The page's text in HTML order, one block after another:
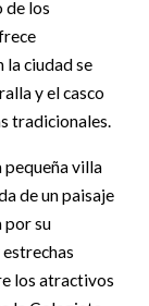
de los
la ciudad se
y el casco
tradicionales.
pequeña villa
de un paisaje
por su
los atractivos